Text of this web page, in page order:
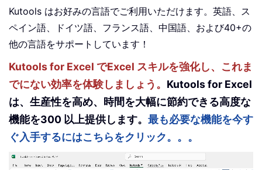
Kutools はお好みの言語でご利用いただけます。英語、ス
ペイン語、ドイツ語、フランス語、中国語、および40+の
他の言語をサポートしています！
Kutools for Excel でExcel スキルを強化し、これま
でにない効率を体験しましょう。 Kutools for Excel
は、生産性を高め、時間を大幅に節約できる高度な
機能を300 以上提供します。 最も必要な機能を今す
ぐ入手するにはこちらをクリック。。。